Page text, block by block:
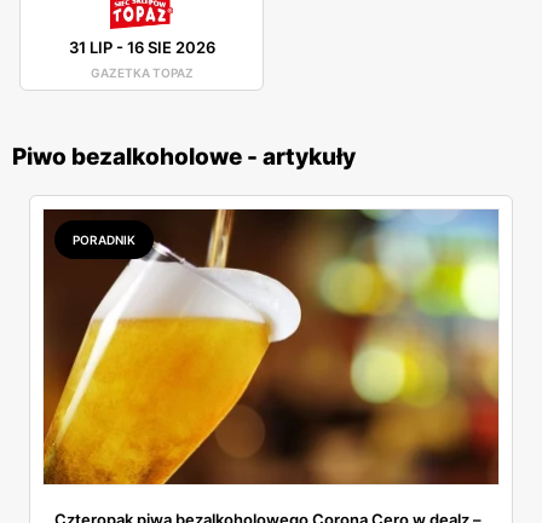
31 LIP-16 SIE 2026
GAZETKA TOPAZ
Piwo bezalkoholowe - artykuły
PORADNIK